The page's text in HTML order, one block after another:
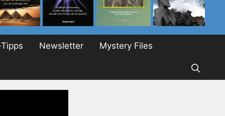
Newsletter Mystery Files